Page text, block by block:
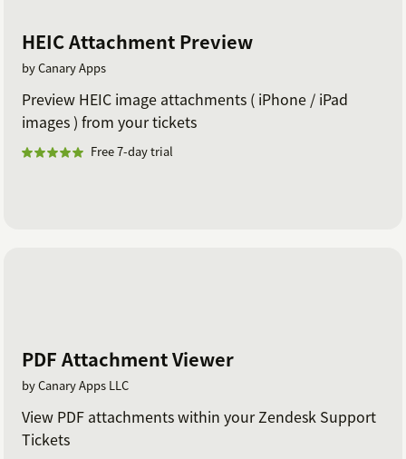
HEIC Attachment Preview
by Canary Apps
Preview HEIC image attachments ( iPhone / iPad
images ) from your tickets
Free 7-day trial
PDF Attachment Viewer
by Canary Apps LLC
View PDF attachments within your Zendesk Support
Tickets